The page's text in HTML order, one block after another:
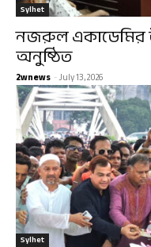
Sylhet
নজরুল একাডেমির
অনুষ্ঠিত
2wnews -July 13, 2026
Sylhet